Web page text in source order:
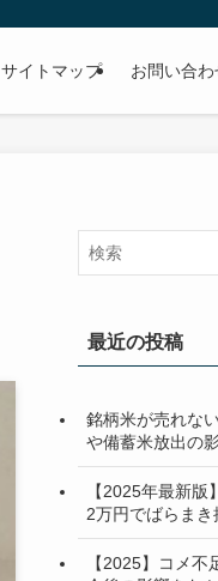
サイトマップ お問い合わ
最近の投稿
銘柄米が売れな
や備蓄米放出の
【2025年最新
2万円でばらま
【2025】コメ